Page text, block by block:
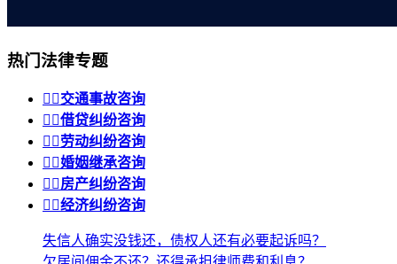
热门法律专题
 交通事故咨询
 借贷纠纷咨询
 劳动纠纷咨询
 婚姻继承咨询
 房产纠纷咨询
 经济纠纷咨询
失信人确实没钱还，债权人还有必要起诉吗？